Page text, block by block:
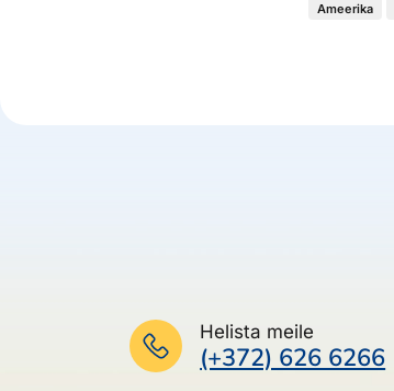
Ameerika
Helista meile
(+372) 626 6266